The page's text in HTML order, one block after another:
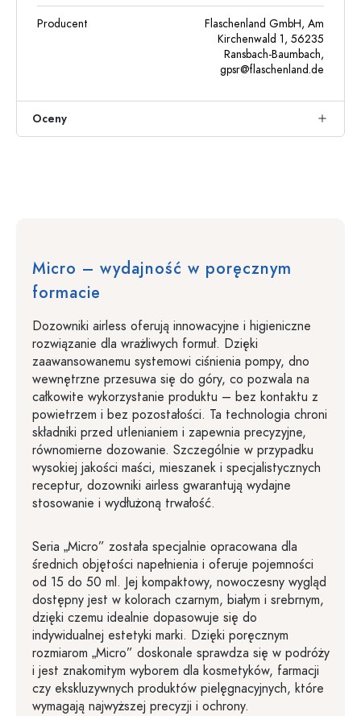
Producent
Flaschenland GmbH, Am
Kirchenwald 1, 56235
Ransbach-Baumbach,
gpsr@flaschenland.de
Oceny
Micro – wydajność w poręcznym
formacie
Dozowniki airless oferują innowacyjne i higieniczne
rozwiązanie dla wrażliwych formuł. Dzięki
zaawansowanemu systemowi ciśnienia pompy, dno
wewnętrzne przesuwa się do góry, co pozwala na
całkowite wykorzystanie produktu – bez kontaktu z
powietrzem i bez pozostałości. Ta technologia chroni
składniki przed utlenianiem i zapewnia precyzyjne,
równomierne dozowanie. Szczególnie w przypadku
wysokiej jakości maści, mieszanek i specjalistycznych
receptur, dozowniki airless gwarantują wydajne
stosowanie i wydłużoną trwałość.
Seria „Micro” została specjalnie opracowana dla
średnich objętości napełnienia i oferuje pojemności
od 15 do 50 ml. Jej kompaktowy, nowoczesny wygląd
dostępny jest w kolorach czarnym, białym i srebrnym,
dzięki czemu idealnie dopasowuje się do
indywidualnej estetyki marki. Dzięki poręcznym
rozmiarom „Micro” doskonale sprawdza się w podróży
i jest znakomitym wyborem dla kosmetyków, farmacji
czy ekskluzywnych produktów pielęgnacyjnych, które
wymagają najwyższej precyzji i ochrony.